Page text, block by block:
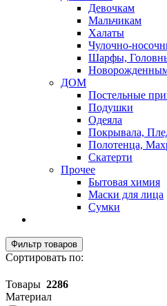
Девочкам
Мальчикам
Халаты
Чулочно-
Шарфы,
ДОМ
Постельные
Подушки
Одеяла
Покрывала,
Полотенца,
Скатерти
Прочее
Бытовая химия
Маски для лица
Сумки
Фильтр товаров
Сортировать по:
Товары 2286
Материал